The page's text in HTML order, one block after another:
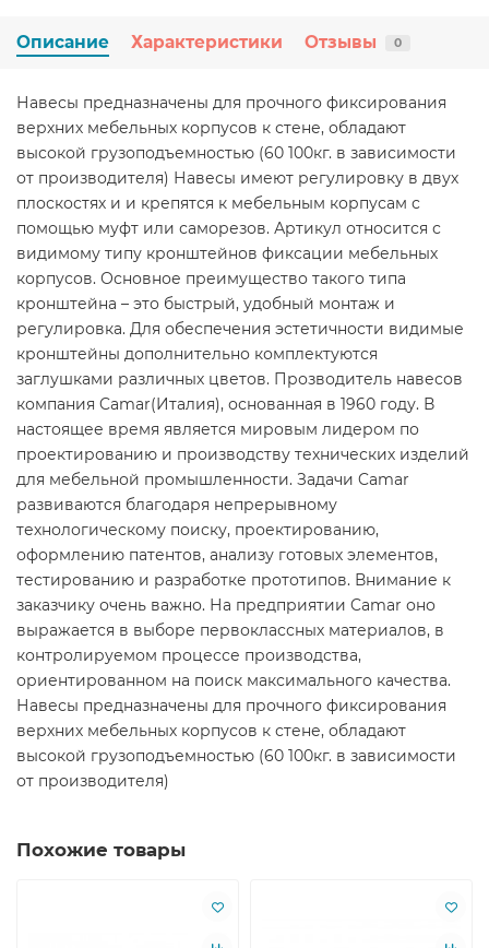
Описание Характеристики Отзывы 0
Навесы предназначены для прочного фиксирования
верхних мебельных корпусов к стене, обладают
высокой грузоподъемностью (60 100кг. в зависимости
от производителя) Навесы имеют регулировку в двух
плоскостях и и крепятся к мебельным корпусам с
помощью муфт или саморезов. Артикул относится с
видимому типу кронштейнов фиксации мебельных
корпусов. Основное преимущество такого типа
кронштейна – это быстрый, удобный монтаж и
регулировка. Для обеспечения эстетичности видимые
кронштейны дополнительно комплектуются
заглушками различных цветов. Прозводитель навесов
компания Camar(Италия), основанная в 1960 году. В
настоящее время является мировым лидером по
проектированию и производству технических изделий
для мебельной промышленности. Задачи Camar
развиваются благодаря непрерывному
технологическому поиску, проектированию,
оформлению патентов, анализу готовых элементов,
тестированию и разработке прототипов. Внимание к
заказчику очень важно. На предприятии Camar оно
выражается в выборе первоклассных материалов, в
контролируемом процессе производства,
ориентированном на поиск максимального качества.
Навесы предназначены для прочного фиксирования
верхних мебельных корпусов к стене, обладают
высокой грузоподъемностью (60 100кг. в зависимости
от производителя)
Похожие товары